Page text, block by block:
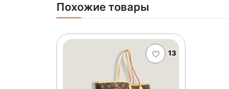
Похожие товары
13